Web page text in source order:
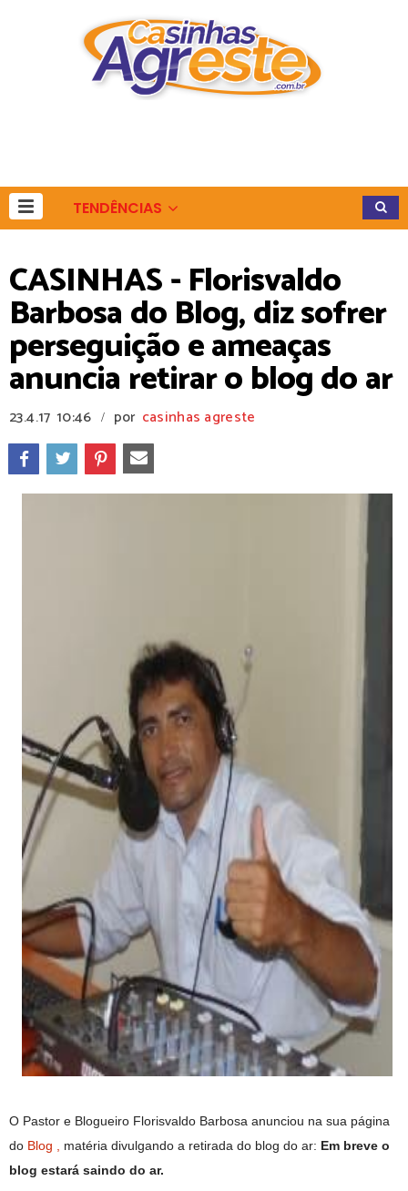
TENDÊNCIAS
CASINHAS - Florisvaldo
Barbosa do Blog, diz sofrer
perseguição e ameaças
anuncia retirar o blog do ar
23.4.17 10:46 / por casinhas agreste
O Pastor e Blogueiro Florisvaldo Barbosa anunciou na sua página
do Blog , matéria divulgando a retirada do blog do ar: Em breve o
blog estará saindo do ar.